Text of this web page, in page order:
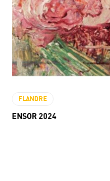
FLANDRE
ENSOR 2024